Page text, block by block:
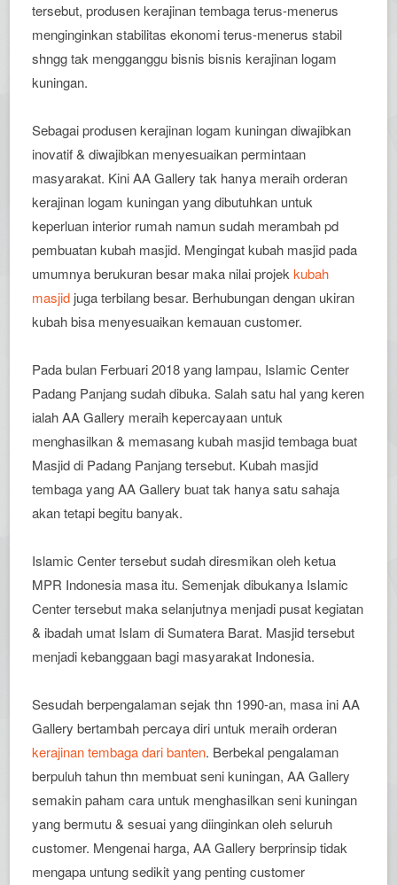
tersebut, produsen kerajinan tembaga terus-menerus
menginginkan stabilitas ekonomi terus-menerus stabil
shngg tak mengganggu bisnis bisnis kerajinan logam
kuningan.
Sebagai produsen kerajinan logam kuningan diwajibkan
inovatif & diwajibkan menyesuaikan permintaan
masyarakat. Kini AA Gallery tak hanya meraih orderan
kerajinan logam kuningan yang dibutuhkan untuk
keperluan interior rumah namun sudah merambah pd
pembuatan kubah masjid. Mengingat kubah masjid pada
umumnya berukuran besar maka nilai projekkubah
masjid juga terbilang besar. Berhubungan dengan ukiran
kubah bisa menyesuaikan kemauan customer.
Pada bulan Ferbuari 2018 yang lampau, Islamic Center
Padang Panjang sudah dibuka. Salah satu hal yang keren
ialah AA Gallery meraih kepercayaan untuk
menghasilkan & memasang kubah masjid tembaga buat
Masjid di Padang Panjang tersebut. Kubah masjid
tembaga yang AA Gallery buat tak hanya satu sahaja
akan tetapi begitu banyak.
Islamic Center tersebut sudah diresmikan oleh ketua
MPR Indonesia masa itu. Semenjak dibukanya Islamic
Center tersebut maka selanjutnya menjadi pusat kegiatan
& ibadah umat Islam di Sumatera Barat. Masjid tersebut
menjadi kebanggaan bagi masyarakat Indonesia.
Sesudah berpengalaman sejak thn 1990-an, masa ini AA
Gallery bertambah percaya diri untuk meraih orderan
kerajinan tembaga dari banten. Berbekal pengalaman
berpuluh tahun thn membuat seni kuningan, AA Gallery
semakin paham cara untuk menghasilkan seni kuningan
yang bermutu & sesuai yang diinginkan oleh seluruh
customer. Mengenai harga, AA Gallery berprinsip tidak
mengapa untung sedikit yang penting customer